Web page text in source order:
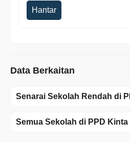
Hantar
Data Berkaitan
Senarai Sekolah Rendah di
Semua Sekolah di PPD Kinta